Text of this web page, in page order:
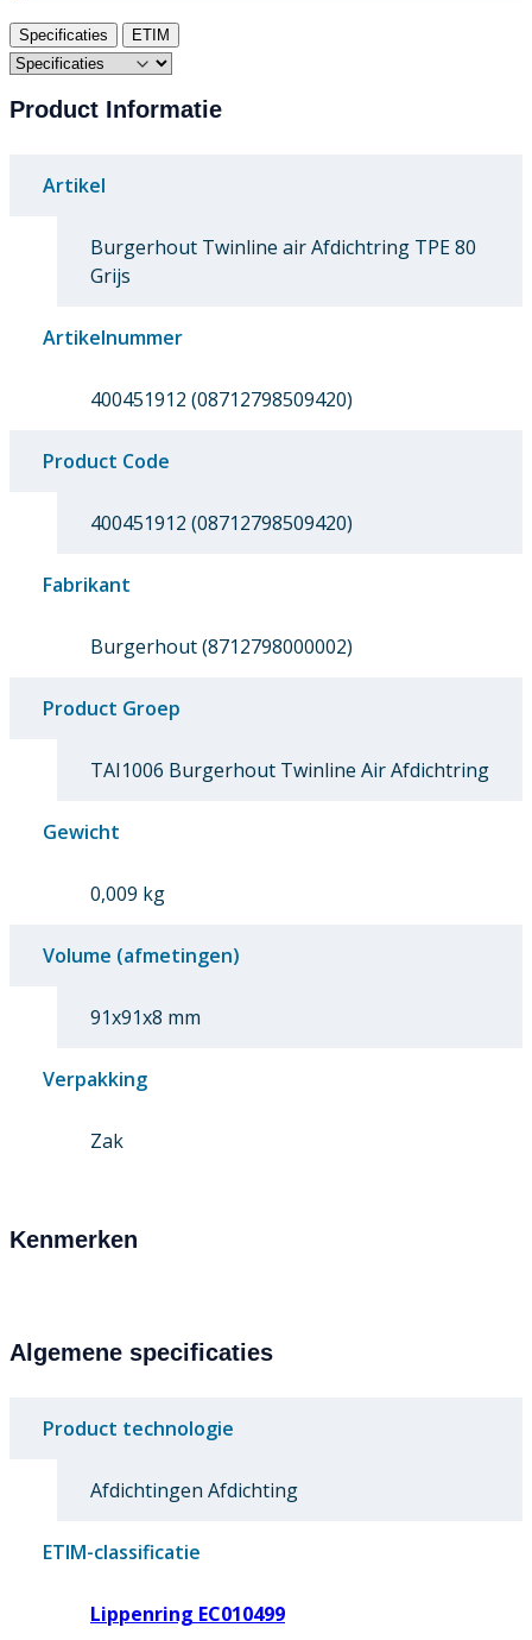
Specificaties ETIM
Product Informatie
Artikel
Burgerhout Twinline air Afdichtring TPE 80
Grijs
Artikelnummer
400451912 (08712798509420)
Product Code
400451912 (08712798509420)
Fabrikant
Burgerhout (8712798000002)
Product Groep
TAI1006 Burgerhout Twinline Air Afdichtring
Gewicht
0,009 kg
Volume (afmetingen)
91x91x8 mm
Verpakking
Zak
Kenmerken
Algemene specificaties
Product technologie
Afdichtingen Afdichting
ETIM-classificatie
Lippenring EC010499